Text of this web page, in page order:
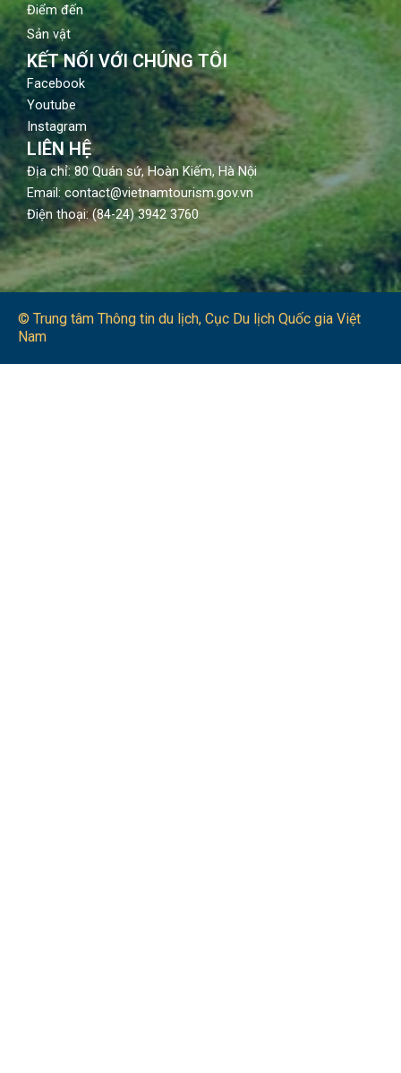
Điểm đến
Sản vật
KẾT NỐI VỚI CHÚNG TÔI
Facebook
Youtube
Instagram
LIÊN HỆ
Địa chỉ: 80 Quán sứ, Hoàn Kiếm, Hà Nội
Email: contact@vietnamtourism.gov.vn
Điện thoại: (84-24) 3942 3760
© Trung tâm Thông tin du lịch​, Cục Du lịch Quốc gia Việt
Nam